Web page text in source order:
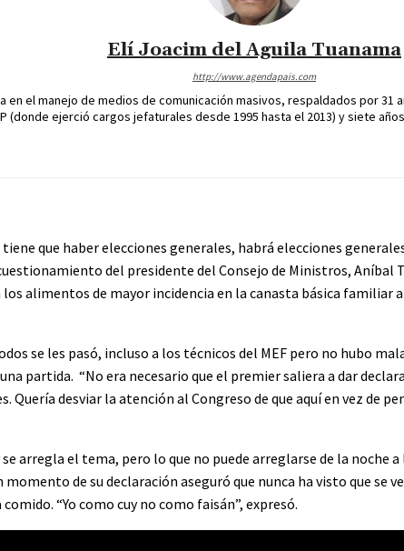
Elí Joacim del Aguila Tuanama
http://www.agendapais.com
en el manejo de medios de comunicación masivos, respaldados por
(donde ejerció cargos jefaturales desde 1995 hasta el 2013) y siete
que haber elecciones generales, habrá elecciones
del presidente del Consejo de Ministros, Aníbal
los alimentos de mayor incidencia en la canasta básica
se les pasó, incluso a los técnicos del MEF pero no hubo
partida. “No era necesario que el premier saliera a dar
Quería desviar la atención al Congreso de que aquí en vez de
arregla el tema, pero lo que no puede arreglarse de la noche
momento de su declaración aseguró que nunca ha visto que se
“Yo como cuy no como faisán”, expresó.